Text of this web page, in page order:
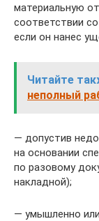
материальную
соответствии
если он нанес
Читайте
неполный
— допустив
на основании
по разовому
накладной);
— умышленно